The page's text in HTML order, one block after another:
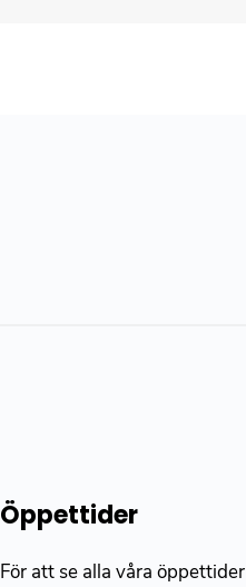
Öppettider
För att se alla våra öppettider